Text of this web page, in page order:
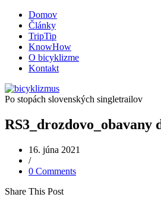
Domov
Články
TripTip
KnowHow
O bicyklizme
Kontakt
Po stopách slovenských singletrailov
RS3_drozdovo_obavany
16. júna 2021
/
0 Comments
Share This Post